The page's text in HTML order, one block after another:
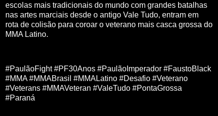
escolas mais tradicionais do mundo com grandes batalhas
nas artes marciais desde o antigo Vale Tudo, entram em
rota de colisão para coroar o veterano mais casca grossa do
MMA Latino.
#PaulãoFight #PF30Anos #PaulãoImperador #FaustoBlack
#MMA #MMABrasil #MMALatino #Desafio #Veterano
#Veterans #MMAVeteran #ValeTudo #PontaGrossa
#Paraná